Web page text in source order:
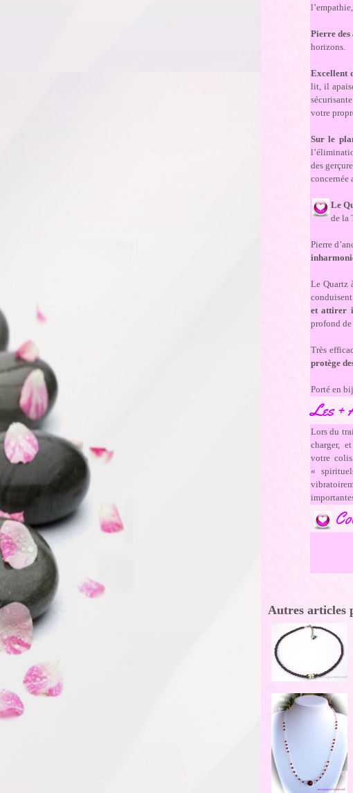
l’empathie,
Pierre des
horizons.
Excellent
lit, il
votre
Sur le
des
concernée
Le
de la
Pierre
Le Quartz
et attirer
profond
Très
protège
Porté en
Les +
Lors du
charger,
votre
«
Autres articles